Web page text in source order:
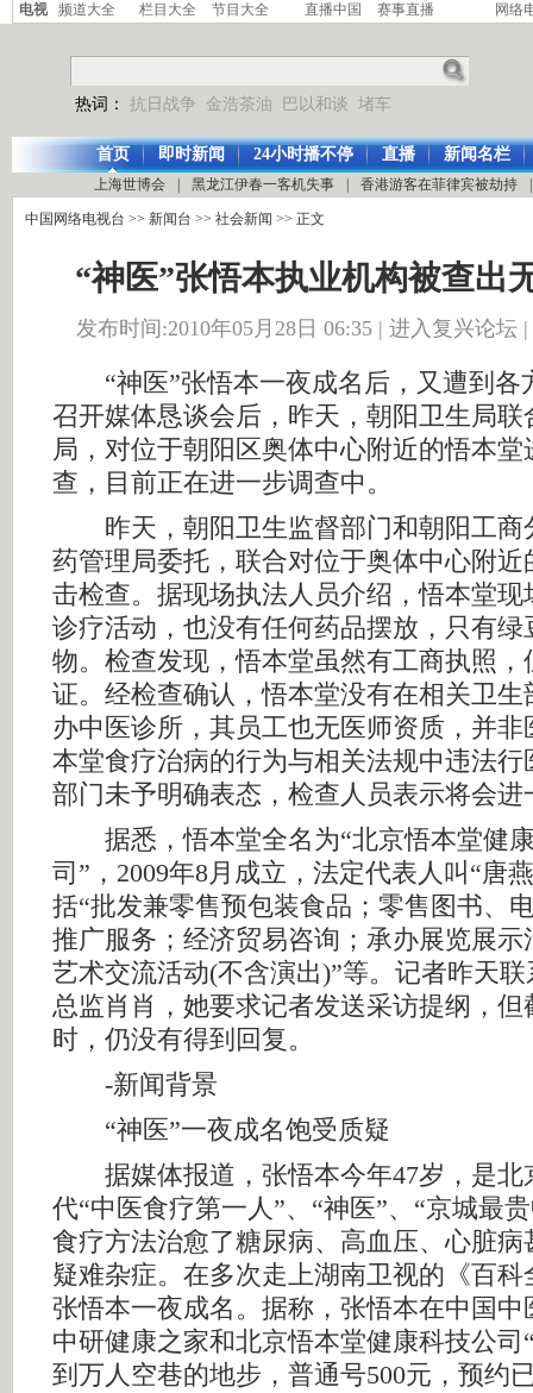
电视
频道大全 栏目大全 节目大全 直播中国 赛事直播 网络
热词： 抗日战争 金浩茶油 巴以和谈 堵车
首页
上海世博会 黑龙江伊春一客机失事 香港游客在菲律宾被劫持
即时新闻 24小时播不停 直播 新闻名栏
中国网络电视台 >> 新闻台 >> 社会新闻 >> 正文
“神医”张悟本执业机构被查出
发布时间:2010年05月28日 06:35 | 进入复兴论坛
“神医”张悟本一夜成名后，又遭到各
召开媒体恳谈会后，昨天，朝阳卫生局联
局，对位于朝阳区奥体中心附近的悟本堂
查，目前正在进一步调查中。
昨天，朝阳卫生监督部门和朝阳工商
药管理局委托，联合对位于奥体中心附近
击检查。据现场执法人员介绍，悟本堂现
诊疗活动，也没有任何药品摆放，只有绿
物。检查发现，悟本堂虽然有工商执照，
证。经检查确认，悟本堂没有在相关卫生
办中医诊所，其员工也无医师资质，并
本堂食疗治病的行为与相关法规中违法行
部门未予明确表态，检查人员表示将会进
据悉，悟本堂全名为“北京悟本堂健
司”，2009年8月成立，法定代表人叫“唐
括“批发兼零售预包装食品；零售图书、
推广服务；经济贸易咨询；承办展览展示
艺术交流活动(不含演出)”等。记者昨天
总监肖肖，她要求记者发送采访提纲，但
时，仍没有得到回复。
-新闻背景
“神医”一夜成名饱受质疑
据媒体报道，张悟本今年47岁，是北
代“中医食疗第一人”、“神医”、“京城最
食疗方法治愈了糖尿病、高血压、心脏病
疑难杂症。在多次走上湖南卫视的《百科
张悟本一夜成名。据称，张悟本在中国中
中研健康之家和北京悟本堂健康科技公司
到万人空巷的地步，普通号500元，预约